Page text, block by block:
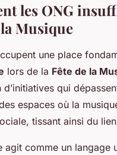
les ONG
Musique
une place
lors de la Fête de la
qui
espaces où la
tissant ainsi du
agit comme un